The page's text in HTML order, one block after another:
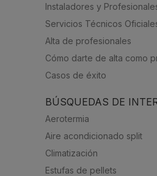
Instaladores y
Servicios Técnicos
Alta de profesionales
Cómo darte de alta como
Casos de éxito
BÚSQUEDAS DE
Aerotermia
Aire acondicionado split
Climatización
Estufas de pellets